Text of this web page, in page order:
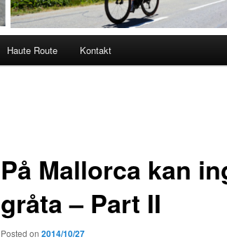
Haute Route Kontakt
På Mallorca kan
gråta – Part II
Posted on 2014/10/27